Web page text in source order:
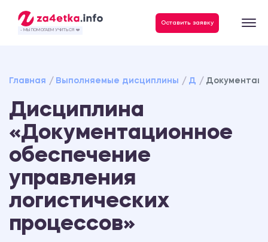
- МЫ ПОМОГАЕМ УЧИТЬСЯ ❤️
Оставить заявку
Главная Выполняемые дисциплины Д
Дисциплина
«Документационное
обеспечение
управления
логистических
процессов»